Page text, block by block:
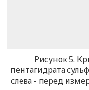
Рисунок 5.
пентагидрата
слева - перед